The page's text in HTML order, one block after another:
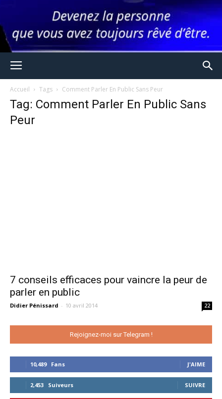
Accueil Tags Comment Parler En Public Sans Peur
Tag: Comment Parler En Public Sans
Peur
7 conseils efficaces pour vaincre la peur de
parler en public
Didier Pénissard - 10 avril 2014 22
Rejoignez-moi sur Telegram !
10,489 Fans J'AIME
2,453 Suiveurs SUIVRE